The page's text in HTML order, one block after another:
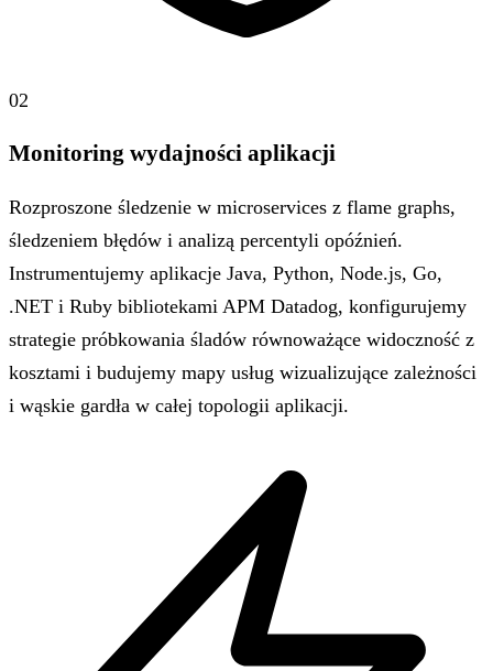
02
Monitoring wydajności aplikacji
Rozproszone śledzenie w microservices z flame graphs,
śledzeniem błędów i analizą percentyli opóźnień.
Instrumentujemy aplikacje Java, Python, Node.js, Go,
.NET i Ruby bibliotekami APM Datadog, konfigurujemy
strategie próbkowania śladów równoważące widoczność z
kosztami i budujemy mapy usług wizualizujące zależności
i wąskie gardła w całej topologii aplikacji.